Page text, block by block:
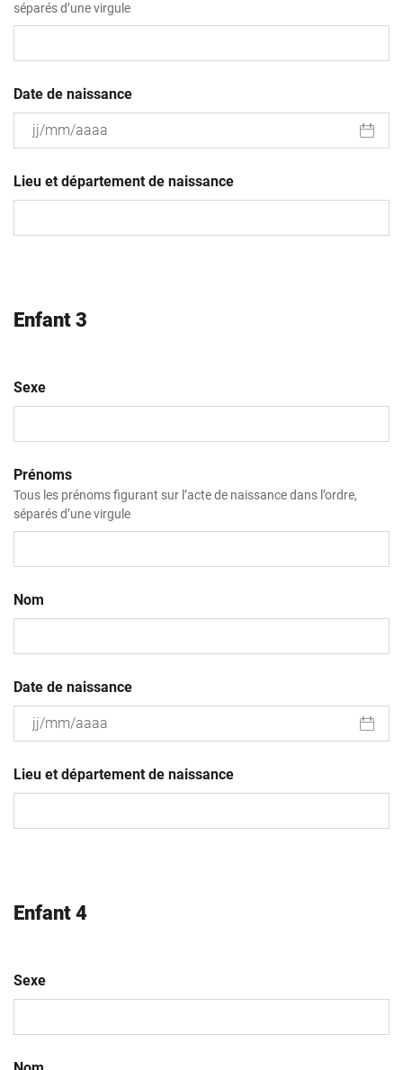
séparés d’une virgule
Date de naissance
slash
MM
Lieu et département de naissance
Enfant 3
Sexe
Prénoms
Tous les prénoms figurant sur l’acte de naissance dans l’ordre,
séparés d’une virgule
Nom
Date de naissance
slash
MM
Lieu et département de naissance
Enfant 4
Sexe